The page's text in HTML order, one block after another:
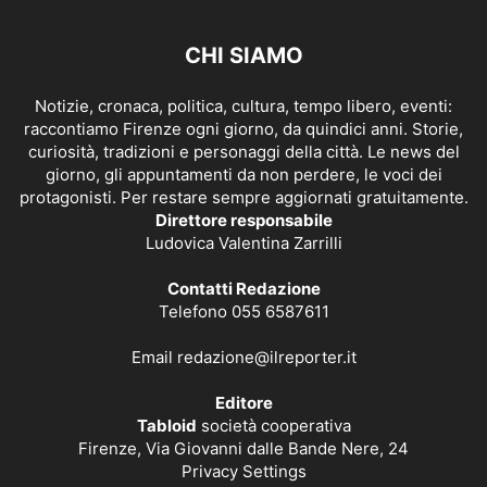
CHI SIAMO
Notizie, cronaca, politica, cultura, tempo libero, eventi:
raccontiamo Firenze ogni giorno, da quindici anni. Storie,
curiosità, tradizioni e personaggi della città. Le news del
giorno, gli appuntamenti da non perdere, le voci dei
protagonisti. Per restare sempre aggiornati gratuitamente.
Direttore responsabile
Ludovica Valentina Zarrilli
Contatti Redazione
Telefono 055 6587611
Email redazione@ilreporter.it
Editore
Tabloid società cooperativa
Firenze, Via Giovanni dalle Bande Nere, 24
Privacy Settings